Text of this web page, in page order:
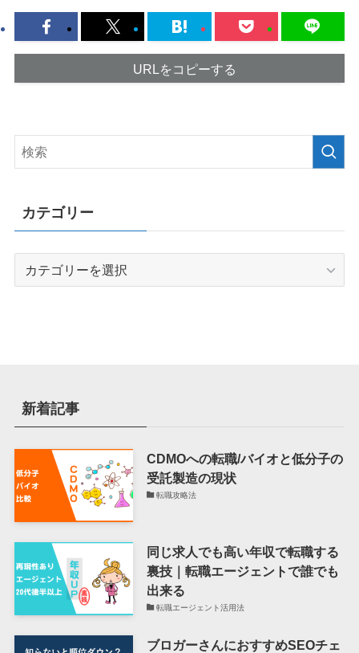
URLをコピーする
カテゴリー
新着記事
CDMOへの転職/バイオと低分子の
受託製造の現状
転職攻略法
同じ求人でも高い年収で転職する
裏技｜転職エージェントで誰でも
出来る
転職エージェント活用法
ブロガーさんにおすすめSEOチェ